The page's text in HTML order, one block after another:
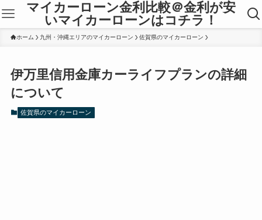
マイカーローン金利比較＠金利が安
いマイカーローンはコチラ！
ホーム 九州・沖縄エリアのマイカーローン 佐賀県のマイカーローン
伊万里信用金庫カーライフプランの詳細
について
佐賀県のマイカーローン